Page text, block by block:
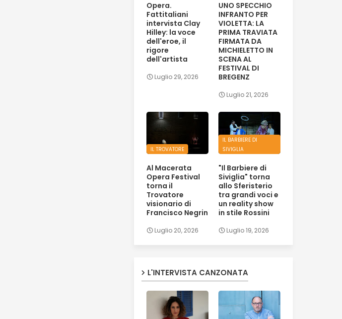
Opera.
Fattitaliani
intervista Clay
Hilley: la voce
dell'eroe, il
rigore
dell'artista
Luglio 29, 2026
UNO SPECCHIO
INFRANTO PER
VIOLETTA: LA
PRIMA TRAVIATA
FIRMATA DA
MICHIELETTO IN
SCENA AL
FESTIVAL DI
BREGENZ
Luglio 21, 2026
IL TROVATORE
Al Macerata
Opera Festival
torna il
Trovatore
visionario di
Francisco Negrin
Luglio 20, 2026
IL BARBIERE DI
SIVIGLIA
"Il Barbiere di
Siviglia" torna
allo Sferisterio
tra grandi voci e
un reality show
in stile Rossini
Luglio 19, 2026
L'INTERVISTA CANZONATA